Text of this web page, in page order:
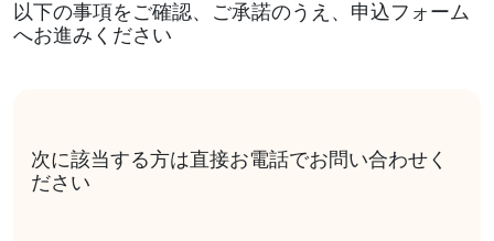
以下の事項をご確認、ご承諾のうえ、申込フォーム
へお進みください
次に該当する方は直接お電話でお問い合わせく
ださい